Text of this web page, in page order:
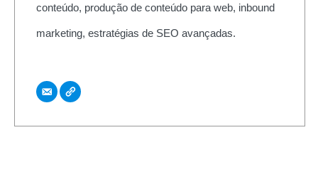
conteúdo, produção de conteúdo para web, inbound
marketing, estratégias de SEO avançadas.